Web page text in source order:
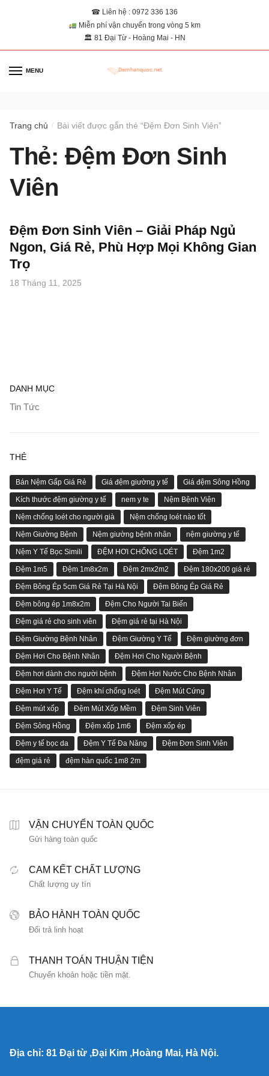
☎ Liên hệ : 0972 336 136
Miễn phí vận chuyển trong vòng 5 km
🏛 81 Đại Từ - Hoàng Mai - HN
MENU
Trang chủ / Bài viết được gắn thẻ “Đệm Đơn Sinh Viên”
Thẻ: Đệm Đơn Sinh
Viên
Đệm Đơn Sinh Viên – Giải Pháp Ngủ
Ngon, Giá Rẻ, Phù Hợp Mọi Không Gian
Trọ
18 Tháng 11, 2025
DANH MỤC
Tin Tức
THẺ
Bán Nệm Gấp Giá Rẻ Giá đệm giường y tế Giá đệm Sông Hồng
Kích thước đệm giường y tế nem y te Nệm Bệnh Viện
Nệm chống loét cho người già Nệm chống loét nào tốt
Nệm Giường Bệnh Nệm giường bệnh nhân nệm giường y tế
Nệm Y Tế Bọc Simili ĐỆM HƠI CHỐNG LOÉT Đệm 1m2
Đệm 1m5 Đệm 1m8x2m Đệm 2mx2m2 Đệm 180x200 giá rẻ
Đệm Bông Ép 5cm Giá Rẻ Tại Hà Nội Đệm Bông Ép Giá Rẻ
Đệm bông ép 1m8x2m Đệm Cho Người Tai Biến
Đệm giá rẻ cho sinh viên Đệm giá rẻ tại Hà Nội
Đệm Giường Bệnh Nhân Đệm Giường Y Tế Đệm giường đơn
Đệm Hơi Cho Bệnh Nhân Đệm Hơi Cho Người Bệnh
Đệm hơi dành cho người bệnh Đệm Hơi Nước Cho Bệnh Nhân
Đệm Hơi Y Tế Đệm khí chống loét Đệm Mút Cứng
Đệm mút xốp Đệm Mút Xốp Mềm Đệm Sinh Viên
Đệm Sông Hồng Đệm xốp 1m6 Đệm xốp ép
Đệm y tế bọc da Đệm Y Tế Đa Năng Đệm Đơn Sinh Viên
đệm giá rẻ đệm hàn quốc 1m8 2m
VẬN CHUYỂN TOÀN QUỐC
Gửi hàng toàn quốc
CAM KẾT CHẤT LƯỢNG
Chất lượng uy tín
BẢO HÀNH TOÀN QUỐC
Đổi trả linh hoạt
THANH TOÁN THUẬN TIỆN
Chuyển khoản hoặc tiền mặt.
Địa chỉ: 81 Đại từ ,Đại Kim ,Hoàng Mai, Hà Nội.